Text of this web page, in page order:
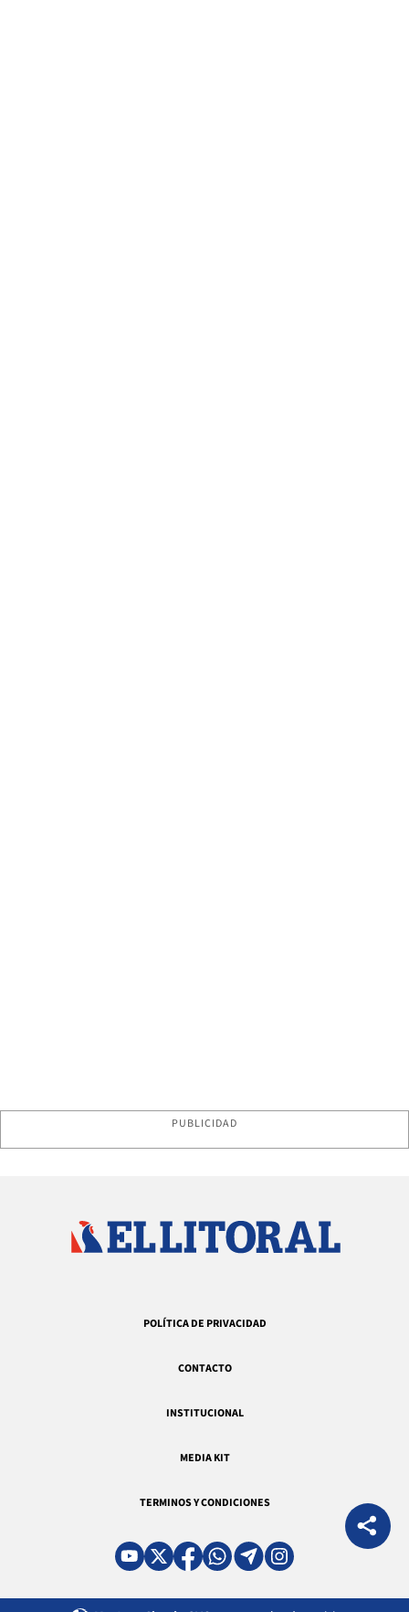
PUBLICIDAD
POLÍTICA DE PRIVACIDAD
CONTACTO
INSTITUCIONAL
MEDIA KIT
TERMINOS Y CONDICIONES